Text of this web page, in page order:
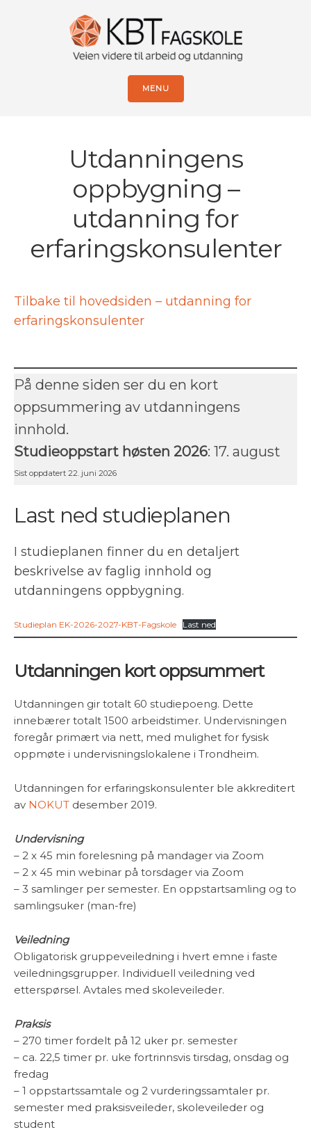
MENU
Utdanningens
oppbygning –
utdanning for
erfaringskonsulenter
Tilbake til hovedsiden – utdanning for
erfaringskonsulenter
På denne siden ser du en kort
oppsummering av utdanningens
innhold.
Studieoppstart høsten 2026: 17. august
Sist oppdatert 22. juni 2026
Last ned studieplanen
I studieplanen finner du en detaljert
beskrivelse av faglig innhold og
utdanningens oppbygning.
Studieplan EK-2026-2027-KBT-Fagskole Last ned
Utdanningen kort oppsummert
Utdanningen gir totalt 60 studiepoeng. Dette
innebærer totalt 1500 arbeidstimer. Undervisningen
foregår primært via nett, med mulighet for fysisk
oppmøte i undervisningslokalene i Trondheim.
Utdanningen for erfaringskonsulenter ble akkreditert
av NOKUT desember 2019.
Undervisning
– 2 x 45 min forelesning på mandager via Zoom
– 2 x 45 min webinar på torsdager via Zoom
– 3 samlinger per semester. En oppstartsamling og to
samlingsuker (man-fre)
Veiledning
Obligatorisk gruppeveiledning i hvert emne i faste
veiledningsgrupper. Individuell veiledning ved
etterspørsel. Avtales med skoleveileder.
Praksis
– 270 timer fordelt på 12 uker pr. semester
– ca. 22,5 timer pr. uke fortrinnsvis tirsdag, onsdag og
fredag
– 1 oppstartssamtale og 2 vurderingssamtaler pr.
semester med praksisveileder, skoleveileder og
student